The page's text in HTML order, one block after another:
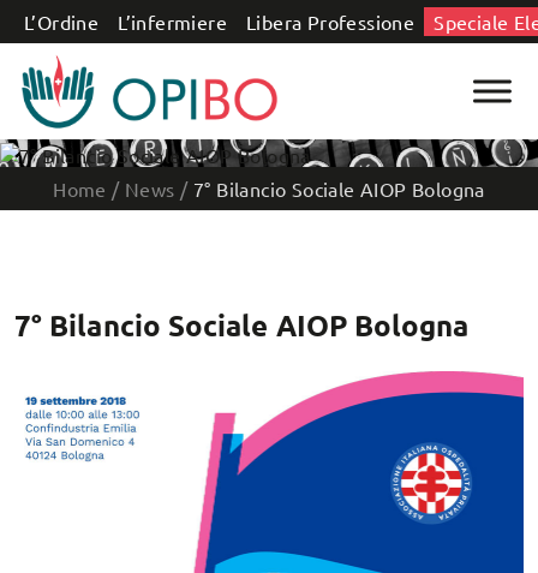
Salta al contenuto
L’Ordine L’infermiere Libera Professione Speciale
Home / News / 7° Bilancio Sociale AIOP Bologna
7° Bilancio Sociale AIOP Bologna